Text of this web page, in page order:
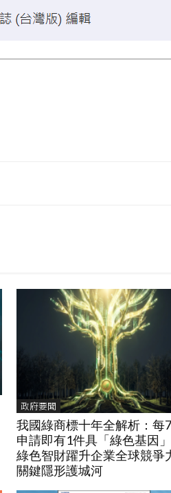
政府要聞
我國綠商標十年全解析：每
申請即有1件具「綠色基因」
綠色智財躍升企業全球競爭
關鍵隱形護城河